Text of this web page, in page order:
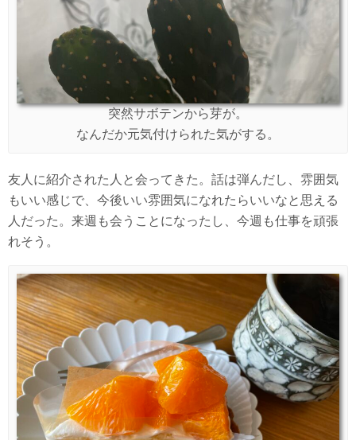
突然サボテンから芽が。
なんだか元気付けられた気がする。
友人に紹介された人と会ってきた。話は弾んだし、雰囲気
もいい感じで、今後いい雰囲気になれたらいいなと思える
人だった。来週も会うことになったし、今週も仕事を頑張
れそう。